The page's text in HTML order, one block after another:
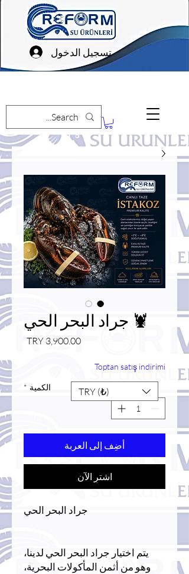
تسجيل الدخول
🦞 جراد البحر الحي
السعر
Toptan satış indirimi
الكمية *
أضِف إلى العربة
اشترِ الآن
جراد البحر الحي
يتم اختيار جراد البحر الحي لدينا،
وهو من أثمن المأكولات البحرية،
TRY (₺)